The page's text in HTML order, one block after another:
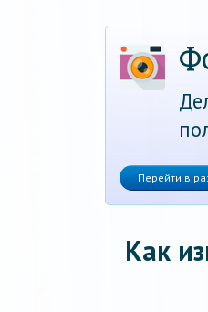
Перейти в
Как